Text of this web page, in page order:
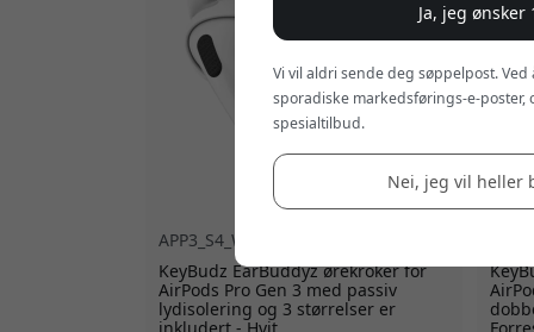
APP3_S4_WHT
KeyBudz EarBuddyz ørekroker for
AirPods Pro Gen 3 med passiv
lydisolering og 3 størrelser er
inkludert - Hvit
Ja, jeg ønsker
Vi vil aldri sende deg søppelpost.
sporadiske markedsførings-e-
spesialtilbud.
Nei, jeg vil heller